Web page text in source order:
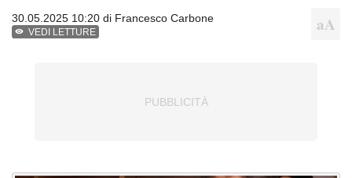
30.05.2025 10:20 di Francesco Carbone
VEDI LETTURE